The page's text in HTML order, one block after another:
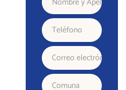
y
Apellido
Teléfono
Correo
electrónico
Comuna